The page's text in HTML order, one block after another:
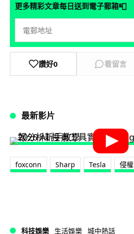
更多精彩文章每日送到電子郵箱📮
讚好0 看留言
最新影片
foxconn Sharp Tesla 侵權
科技娛樂 生活娛樂 城中熱話